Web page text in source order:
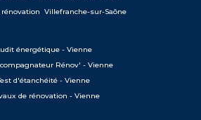
rénovation Villefranche-sur-Saône
énergétique - Vienne
Rénov' - Vienne
d'étanchéité - Vienne
de rénovation - Vienne